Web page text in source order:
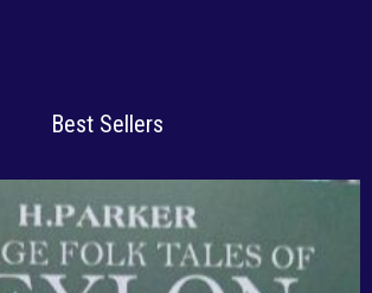
Best Sellers